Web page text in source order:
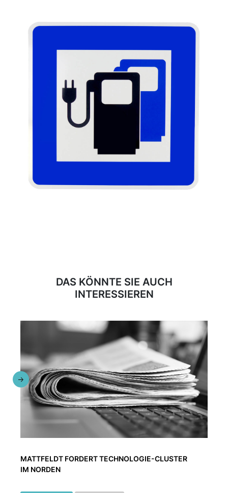
DAS KÖNNTE SIE AUCH
INTERESSIEREN
MATTFELDT FORDERT TECHNOLOGIE-CLUSTER
IM NORDEN